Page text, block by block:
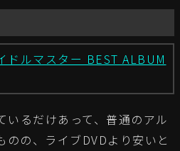
ルマスター BEST ALBUM
るだけあって、普通のアル
の、ライブDVDより安いと